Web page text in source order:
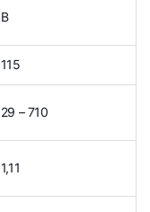
B
115
29 – 710
1,11